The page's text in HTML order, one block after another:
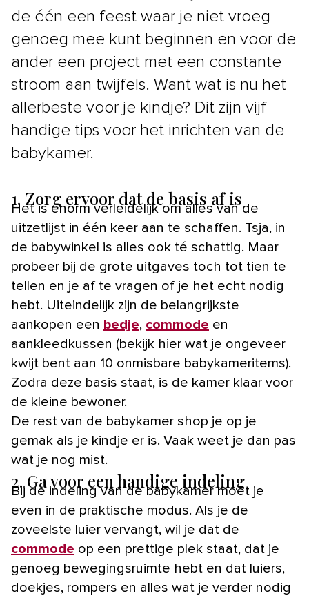
de één een feest waar je niet vroeg
genoeg mee kunt beginnen en voor de
ander een project met een constante
stroom aan twijfels. Want wat is nu het
allerbeste voor je kindje? Dit zijn vijf
handige tips voor het inrichten van de
babykamer.
1. Zorg ervoor dat de basis af is
Het is enorm verleidelijk om alles van de
uitzetlijst in één keer aan te schaffen. Tsja, in
de babywinkel is alles ook té schattig. Maar
probeer bij de grote uitgaves toch tot tien te
tellen en je af te vragen of je het echt nodig
hebt. Uiteindelijk zijn de belangrijkste
aankopen een bedje, commode en
aankleedkussen (bekijk hier wat je ongeveer
kwijt bent aan 10 onmisbare babykameritems).
Zodra deze basis staat, is de kamer klaar voor
de kleine bewoner.
De rest van de babykamer shop je op je
gemak als je kindje er is. Vaak weet je dan pas
wat je nog mist.
2. Ga voor een handige indeling
Bij de indeling van de babykamer moet je
even in de praktische modus. Als je de
zoveelste luier vervangt, wil je dat de
commode op een prettige plek staat, dat je
genoeg bewegingsruimte hebt en dat luiers,
doekjes, rompers en alles wat je verder nodig